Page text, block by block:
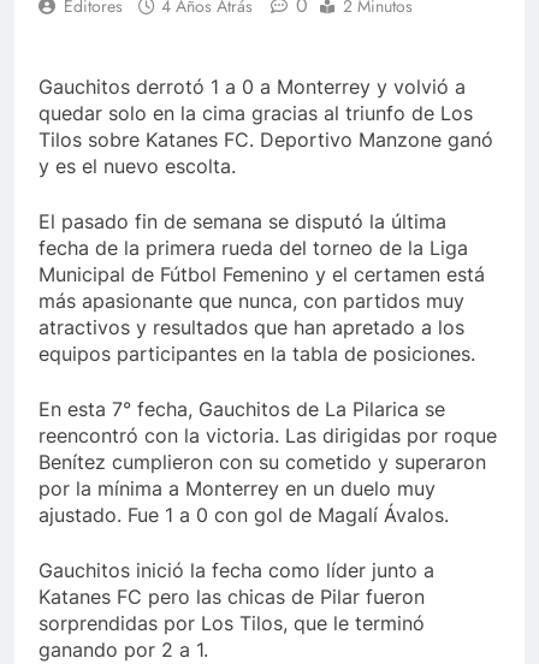
Editores 4 Años Atrás 0 2 Minutos
Gauchitos derrotó 1 a 0 a Monterrey y volvió a
quedar solo en la cima gracias al triunfo de Los
Tilos sobre Katanes FC. Deportivo Manzone ganó
y es el nuevo escolta.
El pasado fin de semana se disputó la última
fecha de la primera rueda del torneo de la Liga
Municipal de Fútbol Femenino y el certamen está
más apasionante que nunca, con partidos muy
atractivos y resultados que han apretado a los
equipos participantes en la tabla de posiciones.
En esta 7° fecha, Gauchitos de La Pilarica se
reencontró con la victoria. Las dirigidas por roque
Benítez cumplieron con su cometido y superaron
por la mínima a Monterrey en un duelo muy
ajustado. Fue 1 a 0 con gol de Magalí Ávalos.
Gauchitos inició la fecha como líder junto a
Katanes FC pero las chicas de Pilar fueron
sorprendidas por Los Tilos, que le terminó
ganando por 2 a 1.